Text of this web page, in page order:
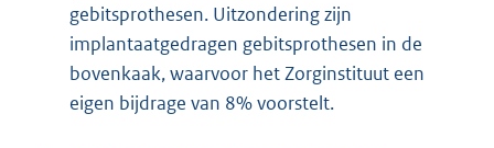
gebitsprothesen. Uitzondering zijn
implantaatgedragen gebitsprothesen in de
bovenkaak, waarvoor het Zorginstituut een
eigen bijdrage van 8% voorstelt.